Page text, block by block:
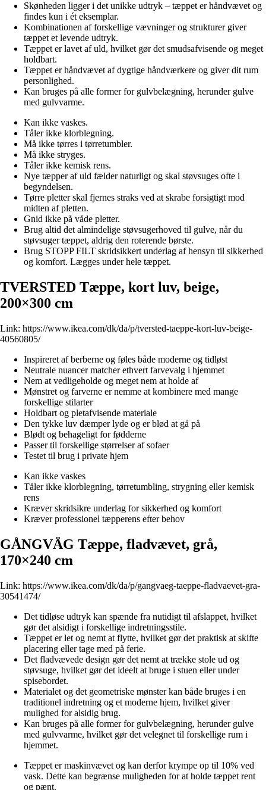
Skønheden ligger i det unikke udtryk – tæppet er håndvævet og
findes kun i ét eksemplar.
Kombinationen af forskellige vævninger og strukturer giver
tæppet et levende udtryk.
Tæppet er lavet af uld, hvilket gør det smudsafvisende og meget
holdbart.
Tæppet er håndvævet af dygtige håndværkere og giver dit rum
personlighed.
Kan bruges på alle former for gulvbelægning, herunder gulve
med gulvvarme.
Kan ikke vaskes.
Tåler ikke klorblegning.
Må ikke tørres i tørretumbler.
Må ikke stryges.
Tåler ikke kemisk rens.
Nye tæpper af uld fælder naturligt og skal støvsuges ofte i
begyndelsen.
Tørre pletter skal fjernes straks ved at skrabe forsigtigt mod
midten af pletten.
Gnid ikke på våde pletter.
Brug altid det almindelige støvsugerhoved til gulve, når du
støvsuger tæppet, aldrig den roterende børste.
Brug STOPP FILT skridsikkert underlag af hensyn til sikkerhed
og komfort. Lægges under hele tæppet.
TVERSTED Tæppe, kort luv, beige,
200×300 cm
Link: https://www.ikea.com/dk/da/p/tversted-taeppe-kort-luv-beige-
40560805/
Inspireret af berberne og føles både moderne og tidløst
Neutrale nuancer matcher ethvert farvevalg i hjemmet
Nem at vedligeholde og meget nem at holde af
Mønstret og farverne er nemme at kombinere med mange
forskellige stilarter
Holdbart og pletafvisende materiale
Den tykke luv dæmper lyde og er blød at gå på
Blødt og behageligt for fødderne
Passer til forskellige størrelser af sofaer
Testet til brug i private hjem
Kan ikke vaskes
Tåler ikke klorblegning, tørretumbling, strygning eller kemisk
rens
Kræver skridsikre underlag for sikkerhed og komfort
Kræver professionel tæpperens efter behov
GÅNGVÄG Tæppe, fladvævet, grå,
170×240 cm
Link: https://www.ikea.com/dk/da/p/gangvaeg-taeppe-fladvaevet-gra-
30541474/
Det tidløse udtryk kan spænde fra nutidigt til afslappet, hvilket
gør det alsidigt i forskellige indretningsstile.
Tæppet er let og nemt at flytte, hvilket gør det praktisk at skifte
placering eller tage med på ferie.
Det fladvævede design gør det nemt at trække stole ud og
støvsuge, hvilket gør det ideelt at bruge i stuen eller under
spisebordet.
Materialet og det geometriske mønster kan både bruges i en
traditionel indretning og et moderne hjem, hvilket giver
mulighed for alsidig brug.
Kan bruges på alle former for gulvbelægning, herunder gulve
med gulvvarme, hvilket gør det velegnet til forskellige rum i
hjemmet.
Tæppet er maskinvævet og kan derfor krympe op til 10% ved
vask. Dette kan begrænse muligheden for at holde tæppet rent
og pænt.